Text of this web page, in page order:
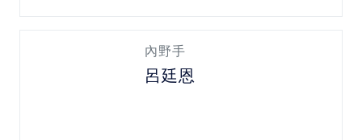
內野手
呂廷恩